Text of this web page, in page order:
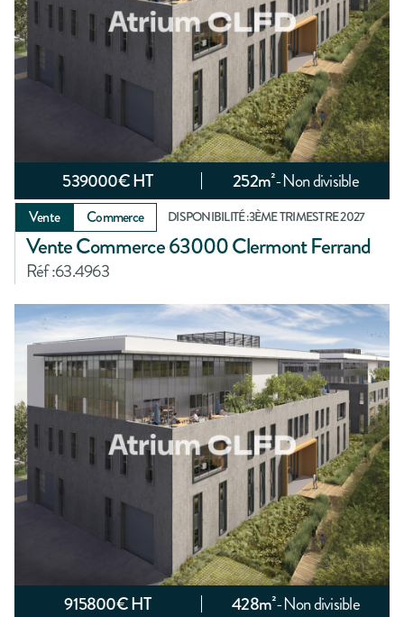
539000€ HT 252m²-Non divisible
Vente Commerce DISPONIBILITÉ :3ÈME TRIMESTRE 2027
Vente Commerce 63000 Clermont Ferrand
Réf :63.4963
915800€ HT 428m²-Non divisible